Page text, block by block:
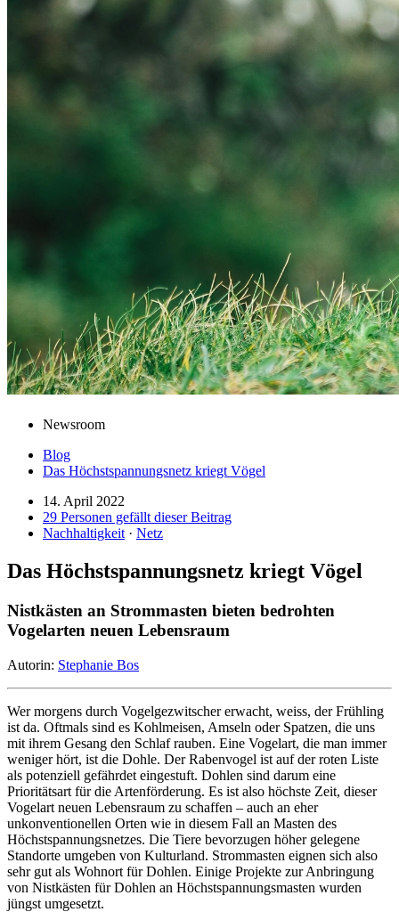
Newsroom
Blog
Das Höchstspannungsnetz kriegt Vögel
14. April 2022
29 Personen gefällt dieser Beitrag
Nachhaltigkeit· Netz
Das Höchstspannungsnetz kriegt Vögel
Nistkästen an Strommasten bieten bedrohten
Vogelarten neuen Lebensraum
Autorin: Stephanie Bos
Wer morgens durch Vogelgezwitscher erwacht, weiss, der Frühling
ist da. Oftmals sind es Kohlmeisen, Amseln oder Spatzen, die uns
mit ihrem Gesang den Schlaf rauben. Eine Vogelart, die man immer
weniger hört, ist die Dohle. Der Rabenvogel ist auf der roten Liste
als potenziell gefährdet eingestuft. Dohlen sind darum eine
Prioritätsart für die Artenförderung. Es ist also höchste Zeit, dieser
Vogelart neuen Lebensraum zu schaffen – auch an eher
unkonventionellen Orten wie in diesem Fall an Masten des
Höchstspannungsnetzes. Die Tiere bevorzugen höher gelegene
Standorte umgeben von Kulturland. Strommasten eignen sich also
sehr gut als Wohnort für Dohlen. Einige Projekte zur Anbringung
von Nistkästen für Dohlen an Höchstspannungsmasten wurden
jüngst umgesetzt.